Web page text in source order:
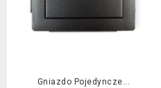
Gniazdo Pojedyncze...